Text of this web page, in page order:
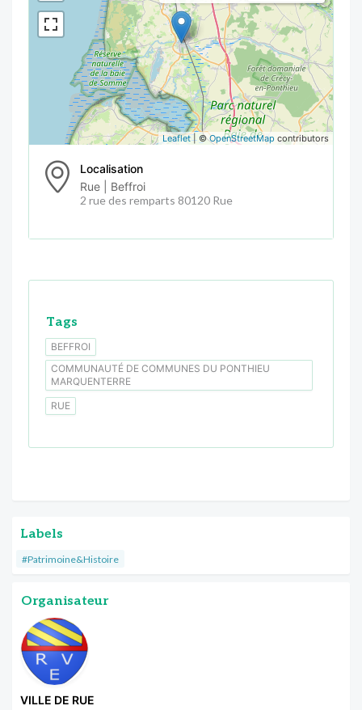
Leaflet| ©OpenStreetMap contributors
Localisation
Rue | Beffroi
2 rue des remparts 80120 Rue
Tags
BEFFROI
COMMUNAUTÉ DE COMMUNES DU PONTHIEU
MARQUENTERRE
RUE
Labels
#Patrimoine&Histoire
Organisateur
VILLE DE RUE